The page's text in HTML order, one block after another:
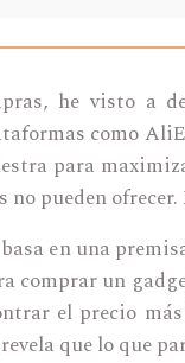
he visto a
como
para
pueden
en una
comprar un
el precio
que lo que